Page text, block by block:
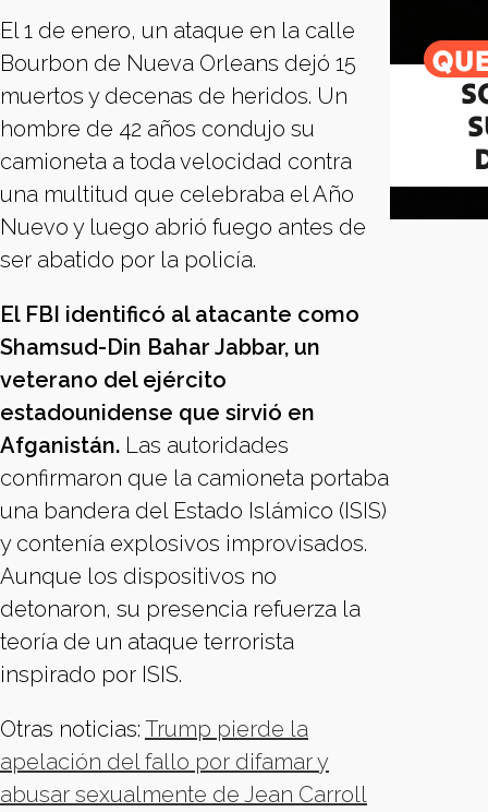
El 1 de enero, un ataque en la calle
Bourbon de Nueva Orleans dejó 15
muertos y decenas de heridos. Un
hombre de 42 años condujo su
camioneta a toda velocidad contra
una multitud que celebraba el Año
Nuevo y luego abrió fuego antes de
ser abatido por la policía.
El FBI identificó al atacante como
Shamsud-Din Bahar Jabbar, un
veterano del ejército
estadounidense que sirvió en
Afganistán. Las autoridades
confirmaron que la camioneta portaba
una bandera del Estado Islámico (ISIS)
y contenía explosivos improvisados.
Aunque los dispositivos no
detonaron, su presencia refuerza la
teoría de un ataque terrorista
inspirado por ISIS.
Otras noticias: Trump pierde la
apelación del fallo por difamar y
abusar sexualmente de Jean Carroll